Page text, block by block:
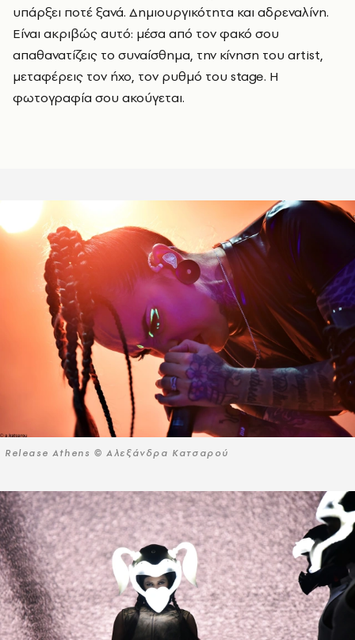
υπάρξει ποτέ ξανά. Δημιουργικότητα και αδρεναλίνη.
Είναι ακριβώς αυτό: μέσα από τον φακό σου
απαθανατίζεις το συναίσθημα, την κίνηση του artist,
μεταφέρεις τον ήχο, τον ρυθμό του stage. Η
φωτογραφία σου ακούγεται.
Release Athens © Αλεξάνδρα Κατσαρού